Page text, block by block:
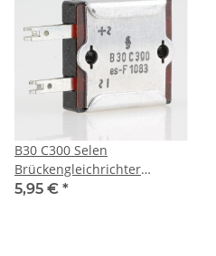
B30 C300 Selen
Brückengleichrichter
Siemens
5,95 € *